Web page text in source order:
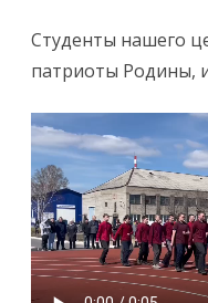
Студенты нашего
патриоты Родины,